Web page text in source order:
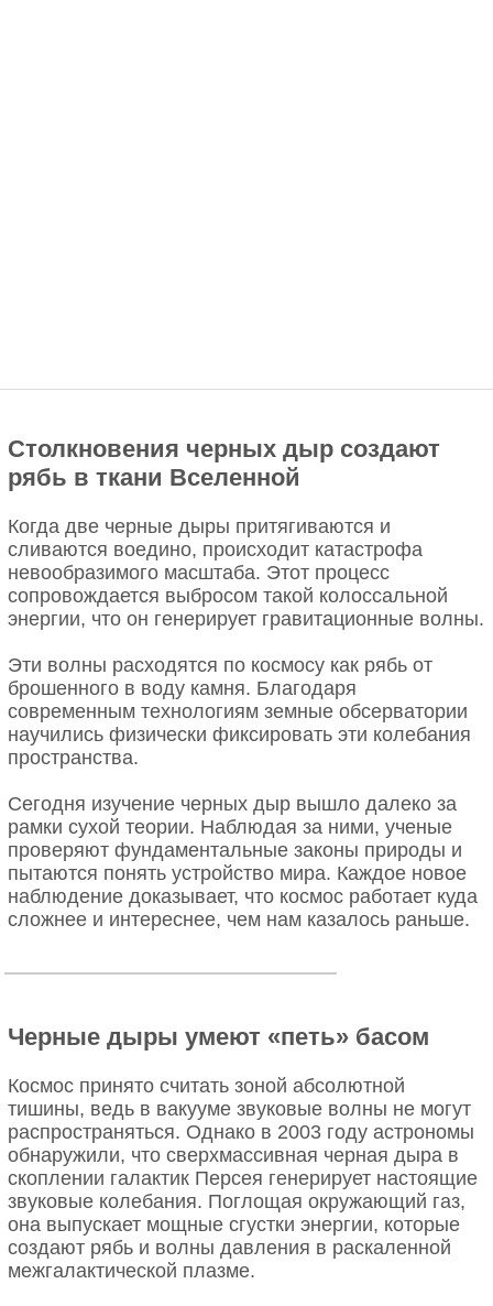
Столкновения черных дыр создают
рябь в ткани Вселенной
Когда две черные дыры притягиваются и
сливаются воедино, происходит катастрофа
невообразимого масштаба. Этот процесс
сопровождается выбросом такой колоссальной
энергии, что он генерирует гравитационные волны.
Эти волны расходятся по космосу как рябь от
брошенного в воду камня. Благодаря
современным технологиям земные обсерватории
научились физически фиксировать эти колебания
пространства.
Сегодня изучение черных дыр вышло далеко за
рамки сухой теории. Наблюдая за ними, ученые
проверяют фундаментальные законы природы и
пытаются понять устройство мира. Каждое новое
наблюдение доказывает, что космос работает куда
сложнее и интереснее, чем нам казалось раньше.
Черные дыры умеют «петь» басом
Космос принято считать зоной абсолютной
тишины, ведь в вакууме звуковые волны не могут
распространяться. Однако в 2003 году астрономы
обнаружили, что сверхмассивная черная дыра в
скоплении галактик Персея генерирует настоящие
звуковые колебания. Поглощая окружающий газ,
она выпускает мощные сгустки энергии, которые
создают рябь и волны давления в раскаленной
межгалактической плазме.